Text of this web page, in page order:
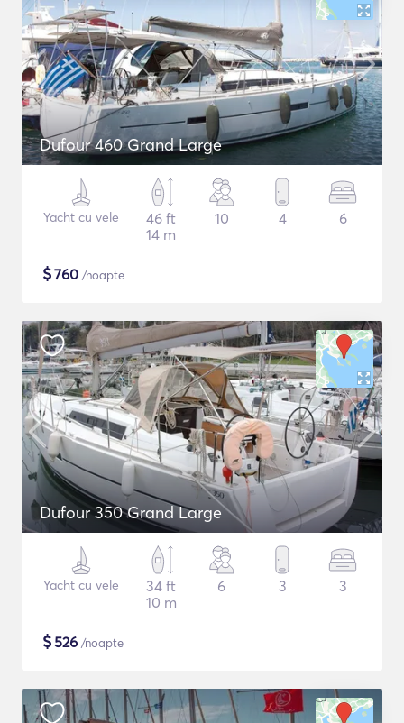
Dufour 460 Grand Large
Yacht cu vele
46 ft
14 m
10 4 6
$760 /noapte
Dufour 350 Grand Large
Yacht cu vele
34 ft
10 m
6 3 3
$526 /noapte